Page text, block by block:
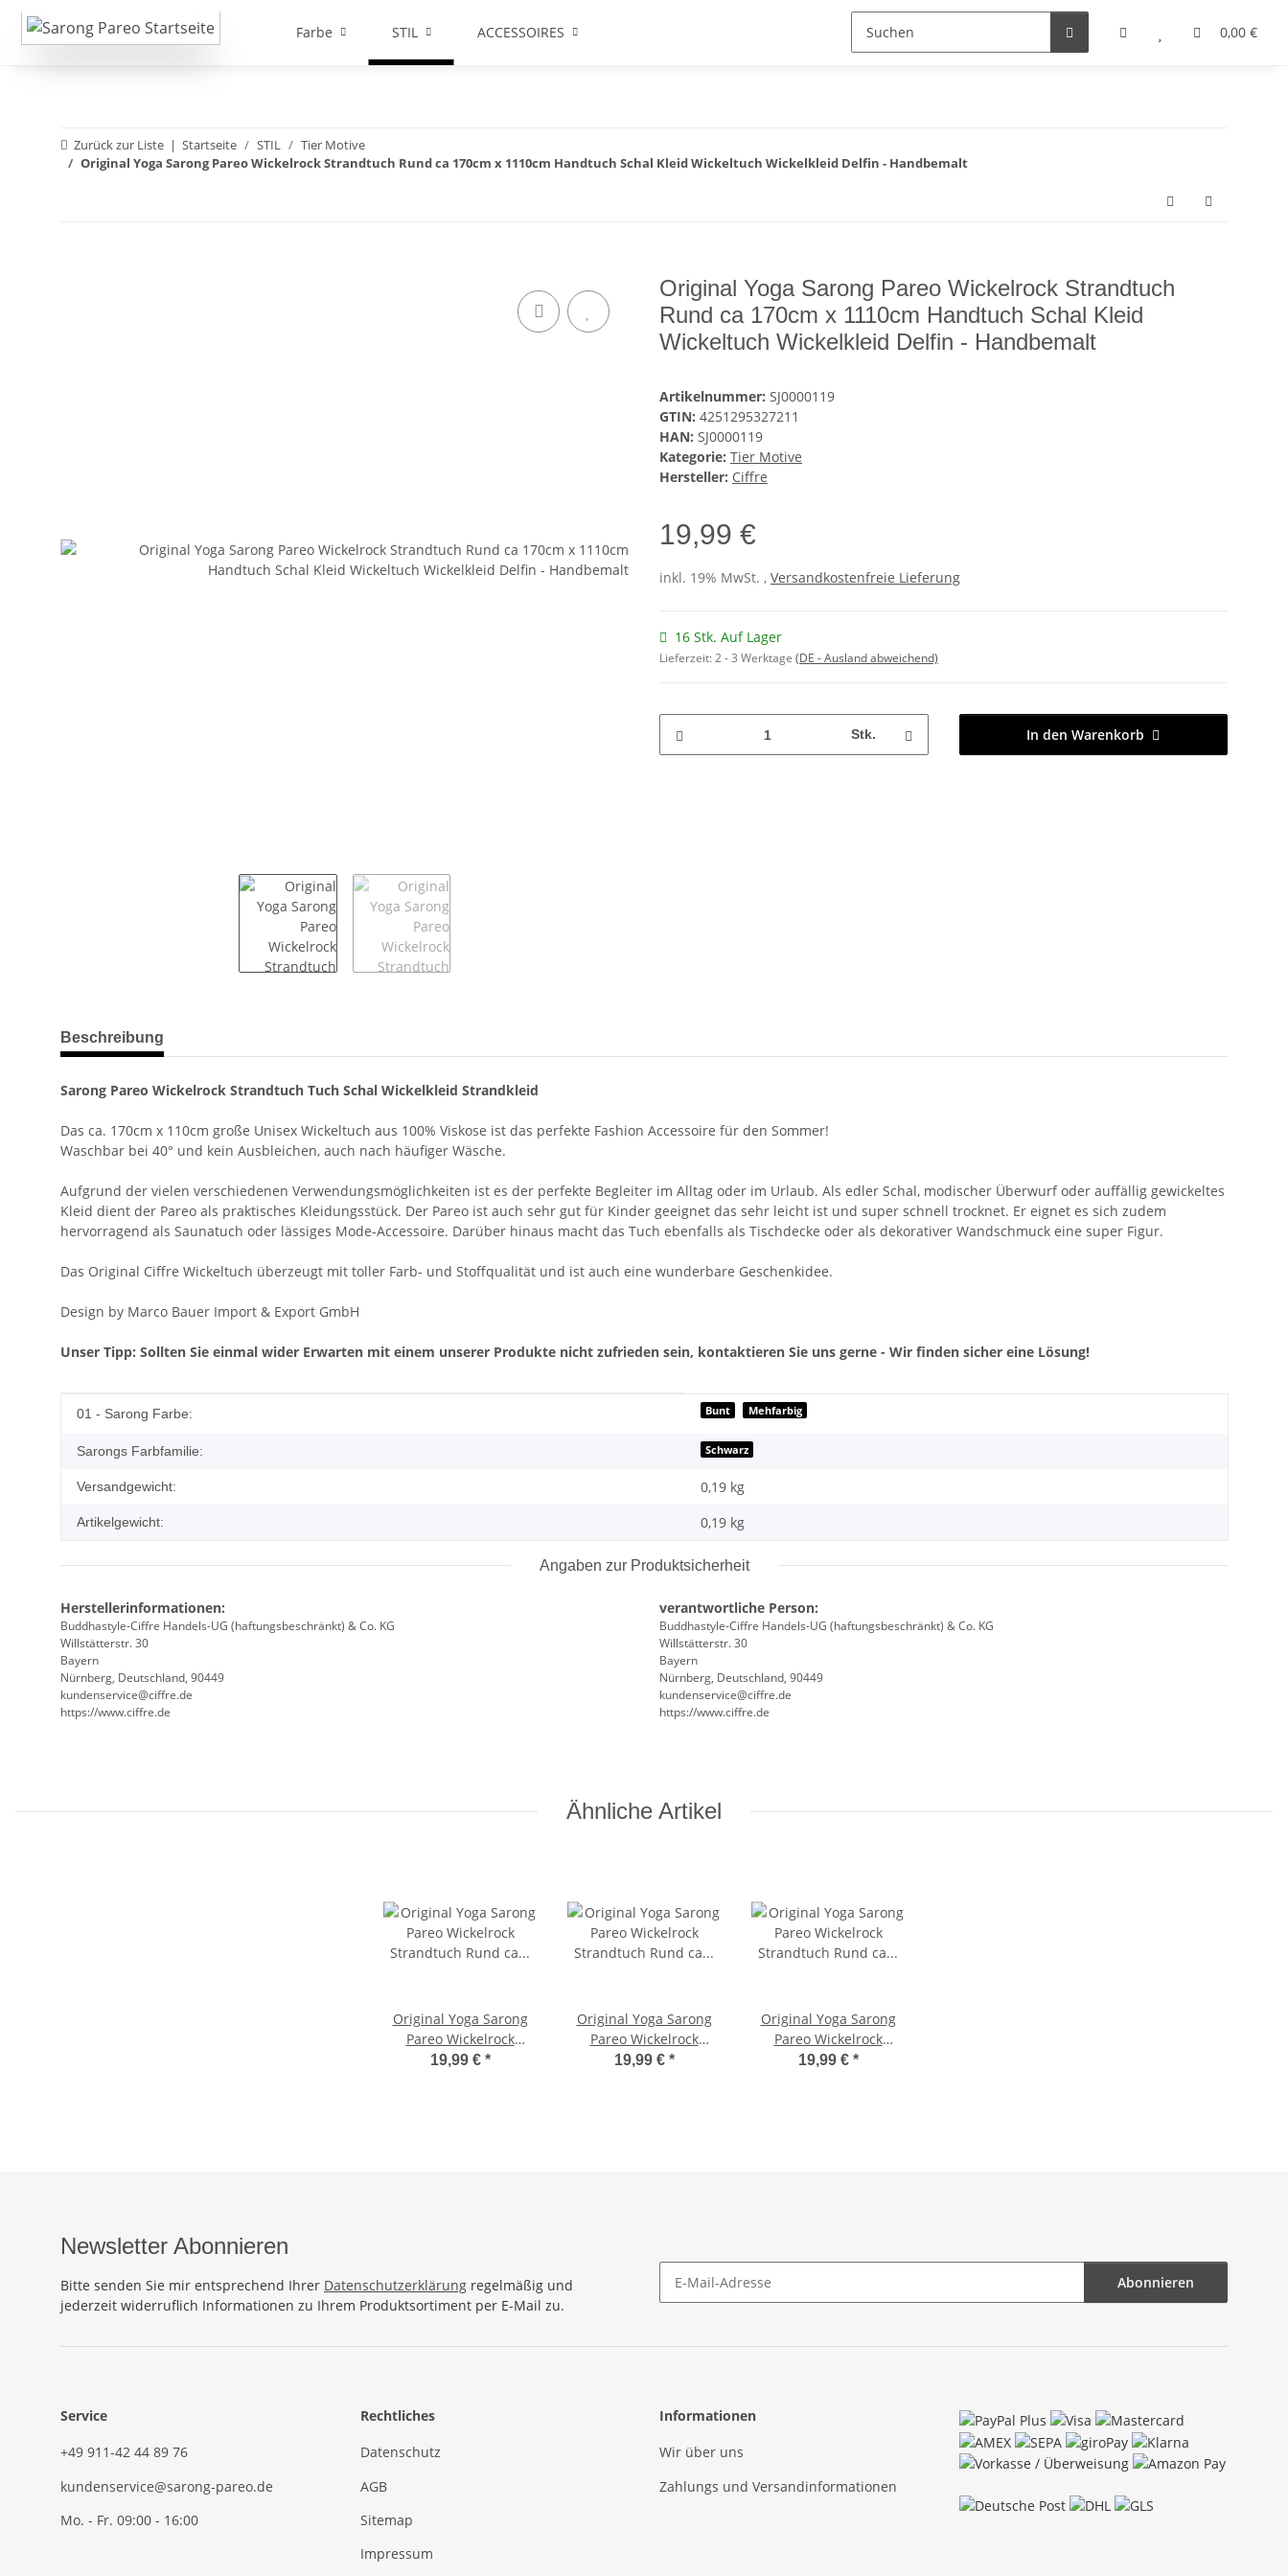
0,00 €
Farbe STIL ACCESSOIRES
Zurück zur Liste Startseite STIL
Tier Motive
Original Yoga Sarong Pareo Wickelrock Strandtuch Rund ca 170cm x 1110cm Handtuch Schal Kleid Wickeltuch Wickelkleid Delfin - Handbemalt
Original Yoga Sarong Pareo Wickelrock Strandtuch
Rund ca 170cm x 1110cm Handtuch Schal Kleid
Wickeltuch Wickelkleid Delfin - Handbemalt
Artikelnummer: SJ0000119
GTIN: 4251295327211
HAN: SJ0000119
Kategorie: Tier Motive
Hersteller: Ciffre
19,99 €
inkl. 19% MwSt. , Versandkostenfreie Lieferung
16 Stk. Auf Lager
Lieferzeit:2 - 3 Werktage (DE - Ausland abweichend)
Stk. In den Warenkorb
weitere Registerkarten anzeigen
Beschreibung
Sarong Pareo Wickelrock Strandtuch Tuch Schal Wickelkleid Strandkleid
Das ca. 170cm x 110cm große Unisex Wickeltuch aus 100% Viskose ist das perfekte Fashion Accessoire für den Sommer!
Waschbar bei 40° und kein Ausbleichen, auch nach häufiger Wäsche.
Aufgrund der vielen verschiedenen Verwendungsmöglichkeiten ist es der perfekte Begleiter im Alltag oder im Urlaub. Als edler Schal, modischer Überwurf oder auffällig gewickeltes
Kleid dient der Pareo als praktisches Kleidungsstück. Der Pareo ist auch sehr gut für Kinder geeignet das sehr leicht ist und super schnell trocknet. Er eignet es sich zudem
hervorragend als Saunatuch oder lässiges Mode-Accessoire. Darüber hinaus macht das Tuch ebenfalls als Tischdecke oder als dekorativer Wandschmuck eine super Figur.
Das Original Ciffre Wickeltuch überzeugt mit toller Farb- und Stoffqualität und ist auch eine wunderbare Geschenkidee.
Design by Marco Bauer Import & Export GmbH
Unser Tipp: Sollten Sie einmal wider Erwarten mit einem unserer Produkte nicht zufrieden sein, kontaktieren Sie uns gerne - Wir finden sicher eine Lösung!
Produkteigenschaft
Wert
01 - Sarong Farbe: Bunt Mehfarbig
Sarongs Farbfamilie: Schwarz
Versandgewicht: 0,19 kg
Artikelgewicht: 0,19 kg
Angaben zur Produktsicherheit
Herstellerinformationen:
Buddhastyle-Ciffre Handels-UG (haftungsbeschränkt) & Co. KG
Willstätterstr. 30
Bayern
Nürnberg, Deutschland, 90449
kundenservice@ciffre.de
https://www.ciffre.de
verantwortliche Person:
Buddhastyle-Ciffre Handels-UG (haftungsbeschränkt) & Co. KG
Willstätterstr. 30
Bayern
Nürnberg, Deutschland, 90449
kundenservice@ciffre.de
https://www.ciffre.de
Ähnliche Artikel
Original Yoga Sarong
Pareo Wickelrock
Strandtuch Rund ca
19,99 € *
Original Yoga Sarong
Pareo Wickelrock
Strandtuch Rund ca
19,99 € *
Original Yoga Sarong
Pareo Wickelrock
Strandtuch Rund ca
19,99 € *
Newsletter Abonnieren
Bitte senden Sie mir entsprechend Ihrer Datenschutzerklärung regelmäßig und
jederzeit widerruflich Informationen zu Ihrem Produktsortiment per E-Mail zu.
Abonnieren
Service
+49 911-42 44 89 76
kundenservice@sarong-pareo.de
Mo. - Fr. 09:00 - 16:00
Rechtliches
Datenschutz
AGB
Sitemap
Impressum
Informationen
Wir über uns
Zahlungs und Versandinformationen